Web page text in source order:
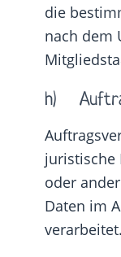
die
nach dem
h)
juristische
oder
Daten im
verarbeitet.